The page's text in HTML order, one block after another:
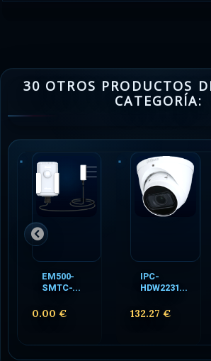
30 OTROS PRODUCTOS
CATEGORÍA:
EM500-
SMTC-...
0.00 €
IPC-
HDW2231...
132.27 €